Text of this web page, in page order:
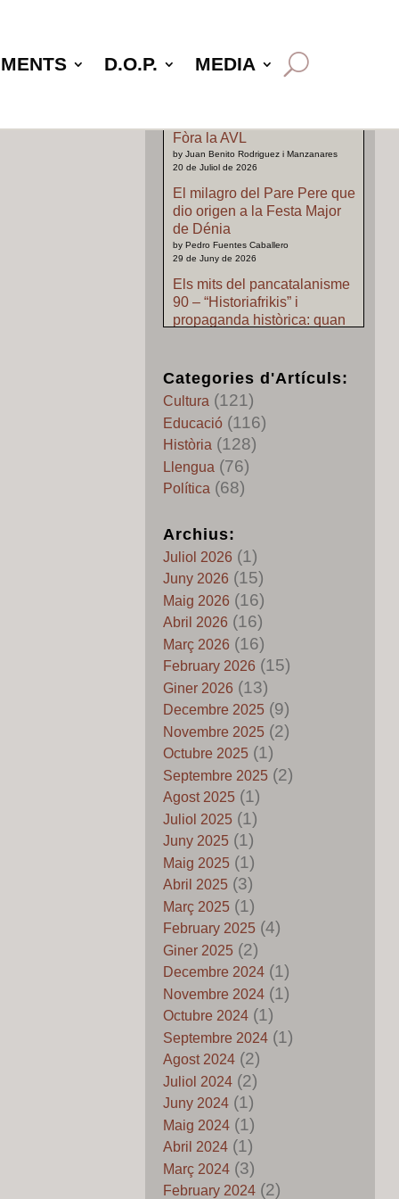
D.O.P. MEDIA
Fòra la AVL
by Juan Benito Rodriguez i Manzanares
20 de Juliol de 2026
El milagro del Pare Pere que
dio origen a la Festa Major
de Dénia
by Pedro Fuentes Caballero
29 de Juny de 2026
Els mits del pancatalanisme
90 – “Historiafrikis” i
propaganda històrica: quan
by Pedro Fuentes Caballero
24 de Juny de 2026
Els mits del pancatalanisme
89 – L’inexistent “Regne de
Catalunya”: quan la
terminologia moderna
reescriu l’Edat Mija
by Pedro Fuentes Caballero
Els mits del pancatalanisme
88 – Catalunya, els grecs i
els tartessos: quan
l’imaginació substituïx a
l’història
by Pedro Fuentes Caballero
20 de Juny de 2026
Els mits del pancatalanisme
87 – La “primera derrota de
Napoleó en Catalunya”: entre
la llegenda patriòtica i la
realitat històrica
by Pedro Fuentes Caballero
18 de Juny de 2026
Els mits del pancatalanisme
86 – El mit del repoblament
exclusivament català del
Regne de Valéncia
by Pedro Fuentes Caballero
16 de Juny de 2026
Els mits del pancatalanisme
85 – La conquista del
Mediterràneu no va ser “una
empresa catalana”: el perill
de reescriure l’història
by Pedro Fuentes Caballero
14 de Juny de 2026
Sociólogos Valencianos al
servicio del Pancatalanismo
by Josefa Villanueva Espinosa
13 de Juny de 2026
Els mits del pancatalanisme
84 – Amèrica no la varen
descobrir els catalans: quan
la fantasia substituïx a
l’història
by Pedro Fuentes Caballero
Categories d'Artículs:
Cultura (121)
Educació (116)
Història (128)
Llengua (76)
Política (68)
Archius:
Juliol 2026 (1)
Juny 2026 (15)
Maig 2026 (16)
Abril 2026 (16)
Març 2026 (16)
February 2026 (15)
Giner 2026 (13)
Decembre 2025 (9)
Novembre 2025 (2)
Octubre 2025 (1)
Septembre 2025 (2)
Agost 2025 (1)
Juliol 2025 (1)
Juny 2025 (1)
Maig 2025 (1)
Abril 2025 (3)
Març 2025 (1)
February 2025 (4)
Giner 2025 (2)
Decembre 2024 (1)
Novembre 2024 (1)
Octubre 2024 (1)
Septembre 2024 (1)
Agost 2024 (2)
Juliol 2024 (2)
Juny 2024 (1)
Maig 2024 (1)
Abril 2024 (1)
Març 2024 (3)
February 2024 (2)